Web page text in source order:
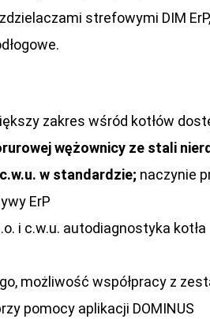
strefowymi DIM
zakres wśród kotłów
wężownicy ze stali
w standardzie; naczynie
ErP
i c.w.u. autodiagnostyka kotła
możliwość współpracy z
pomocy aplikacji DOMINUS